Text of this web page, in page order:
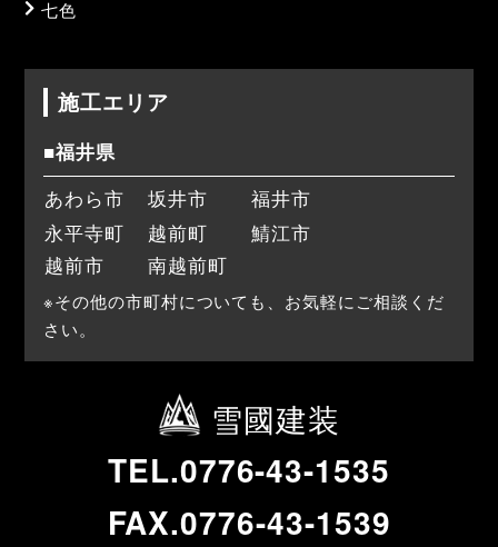
七色
施工エリア
■福井県
あわら市
坂井市
福井市
永平寺町
越前町
鯖江市
越前市
南越前町
※その他の市町村についても、お気軽にご相談くだ
さい。
雪國建装
TEL.0776-43-1535
FAX.0776-43-1539